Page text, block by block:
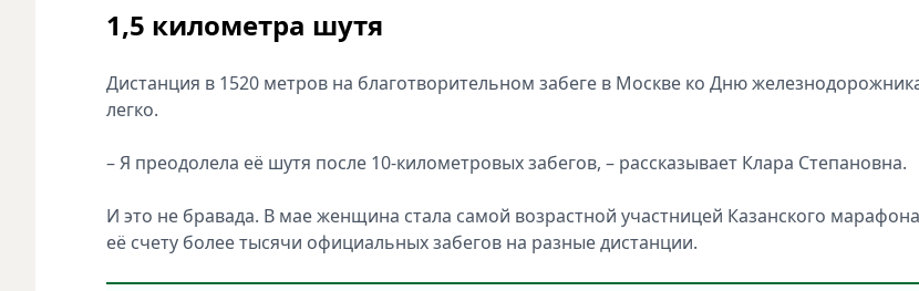
1,5 километра шутя
Дистанция в 1520 метров на благотворительном забеге в Москве ко Дню
легко.
– Я преодолела её шутя после 10-километровых забегов, – рассказывает Клара Степановна.
И это не бравада. В мае женщина стала самой возрастной участницей Казанского
её счету более тысячи официальных забегов на разные дистанции.